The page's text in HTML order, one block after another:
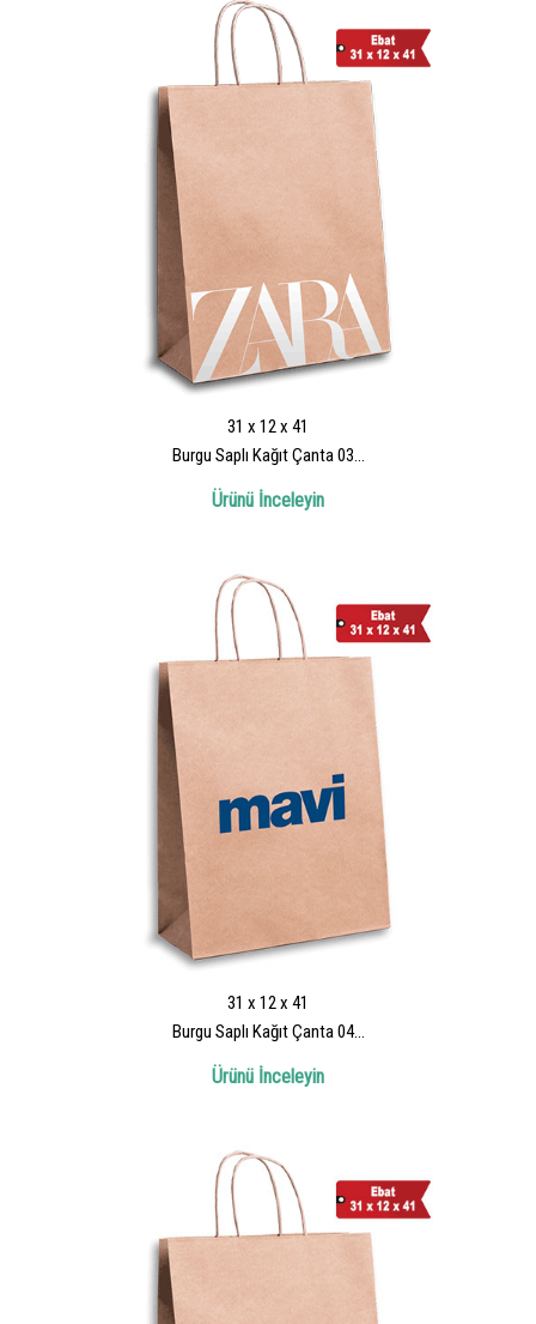
31 x 12 x 41
Burgu Saplı Kağıt Çanta 03...
Ürünü İnceleyin
31 x 12 x 41
Burgu Saplı Kağıt Çanta 04...
Ürünü İnceleyin